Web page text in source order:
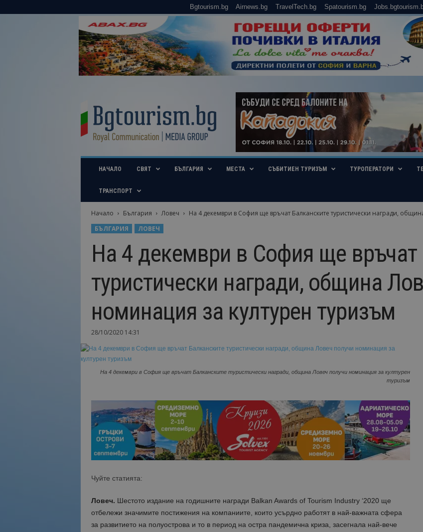
Bgtourism.bg Airnews.bg TravelTech.bg Spatourism.bg
u
i
b
о
т
НАЧАЛО СВЯТ БЪЛГАРИЯ МЕСТА СЪБИТИЕН ТУРИЗЪМ ТУРОПЕРАТОРИ
ТРАНСПОРТ
Начало България Ловеч
На 4 декември в София ще връчат Балканските туристически награди,
БЪЛГАРИЯ
ЛОВЕЧ
На 4 декември в София ще връчат
туристически награди, община
номинация за културен туризъм
28/10/2020 14:31
На 4 декември в София ще връчат Балканските туристически награди, община Ловеч получи номинация за културен
туризъм
Чуйте статията:
Ловеч. Шестото издание на годишните награди Balkan Awards of Tourism Industry ‘2020 ще
отбележи значимите постижения на компаниите, които усърдно работят в най-важната сфера
за развитието на полуострова и то в период на остра пандемична криза, засегнала най-вече